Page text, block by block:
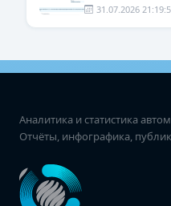
31.07.2026
Аналитика и статистика
Отчёты, инфографика,